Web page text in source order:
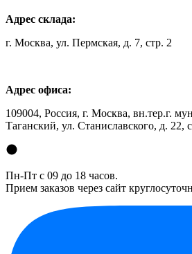
Адрес склада:
г. Москва, ул. Пермская, д. 7, стр. 2
Адрес офиса:
109004, Россия, г. Москва, вн.тер.г.
Таганский, ул. Станиславского, д. 22,
Пн-Пт с 09 до 18 часов.
Прием заказов через сайт